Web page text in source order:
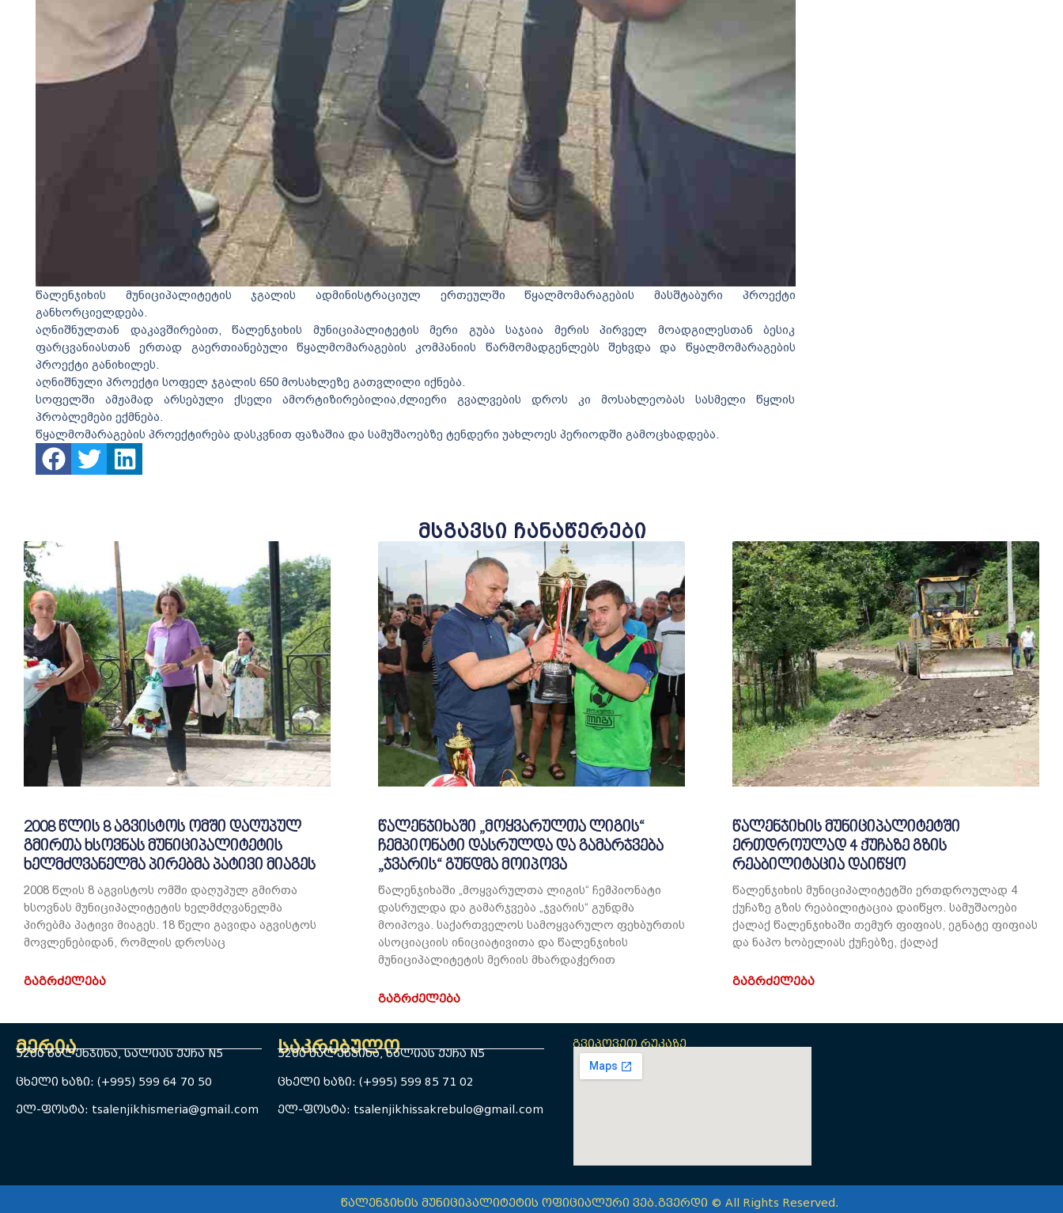
წალენჯიხის მუნიციპალიტეტის ჯგალის ადმინისტრაციულ ერთეულში წყალმომარაგების მასშტაბური პროექტი
განხორციელდება.
აღნიშნულთან დაკავშირებით, წალენჯიხის მუნიციპალიტეტის მერი გუბა საჯაია მერის პირველ მოადგილესთან ბესიკ
ფარცვანიასთან ერთად გაერთიანებული წყალმომარაგების კომპანიის წარმომადგენლებს შეხვდა და წყალმომარაგების
პროექტი განიხილეს.
აღნიშნული პროექტი სოფელ ჯგალის 650 მოსახლეზე გათვლილი იქნება.
სოფელში ამჟამად არსებული ქსელი ამორტიზირებილია,ძლიერი გვალვების დროს კი მოსახლეობას სასმელი წყლის
პრობლემები ექმნება.
წყალმომარაგების პროექტირება დასკვნით ფაზაშია და სამუშაოებზე ტენდერი უახლოეს პერიოდში გამოცხადდება.
მსგავსი ჩანაწერები
2008 წლის 8 აგვისტოს ომში დაღუპულ
გმირთა ხსოვნას მუნიციპალიტეტის
ხელმძღვანელმა პირებმა პატივი მიაგეს
2008 წლის 8 აგვისტოს ომში დაღუპულ გმირთა
ხსოვნას მუნიციპალიტეტის ხელმძღვანელმა
პირებმა პატივი მიაგეს. 18 წელი გავიდა აგვისტოს
მოვლენებიდან, რომლის დროსაც
ᲒᲐᲒᲠᲫᲔᲚᲔᲑᲐ
წალენჯიხაში „მოყვარულთა ლიგის“
ჩემპიონატი დასრულდა და გამარჯვება
„ჯვარის“ გუნდმა მოიპოვა
წალენჯიხაში „მოყვარულთა ლიგის“ ჩემპიონატი
დასრულდა და გამარჯვება „ჯვარის“ გუნდმა
მოიპოვა. საქართველოს სამოყვარულო ფეხბურთის
ასოციაციის ინიციატივითა და წალენჯიხის
მუნიციპალიტეტის მერიის მხარდაჭერით
ᲒᲐᲒᲠᲫᲔᲚᲔᲑᲐ
წალენჯიხის მუნიციპალიტეტში
ერთდროულად 4 ქუჩაზე გზის
რეაბილიტაცია დაიწყო
წალენჯიხის მუნიციპალიტეტში ერთდროულად 4
ქუჩაზე გზის რეაბილიტაცია დაიწყო. სამუშაოები
ქალაქ წალენჯიხაში თემურ ფიფიას, ეგნატე ფიფიას
და ნაპო ხობელიას ქუჩებზე, ქალაქ
ᲒᲐᲒᲠᲫᲔᲚᲔᲑᲐ
მერია
5200 წალენჯიხა, სალიას ქუჩა N5
ცხელი ხაზი: (+995) 599 64 70 50
ელ-ფოსტა: tsalenjikhismeria@gmail.com
საკრებულო
5200 წალენჯიხა, სალიას ქუჩა N5
ცხელი ხაზი: (+995) 599 85 71 02
ელ-ფოსტა: tsalenjikhissakrebulo@gmail.com
გვიპოვეთ რუკაზე
წალენჯიხის მუნიციპალიტეტის ოფიციალური ვებ.გვერდი © All Rights Reserved.